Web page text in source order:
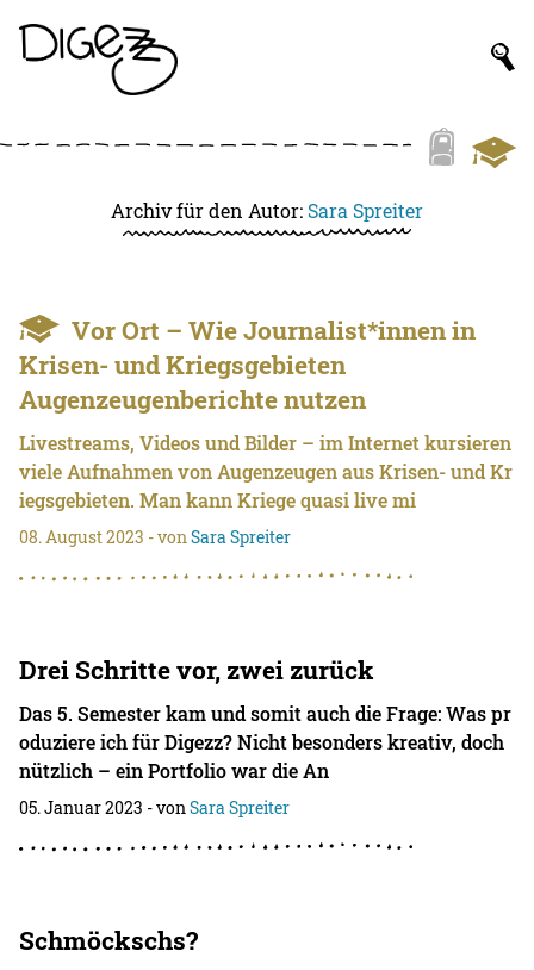
Archiv für den Autor: Sara Spreiter
Vor Ort – Wie Journalist*innen in
Krisen- und Kriegsgebieten
Augenzeugenberichte nutzen
Livestreams, Videos und Bilder – im Internet kursieren
viele Aufnahmen von Augenzeugen aus Krisen- und Kr
iegsgebieten. Man kann Kriege quasi live mi
08. August 2023 - vonSara Spreiter
Drei Schritte vor, zwei zurück
Das 5. Semester kam und somit auch die Frage: Was pr
oduziere ich für Digezz? Nicht besonders kreativ, doch
nützlich – ein Portfolio war die An
05. Januar 2023 - vonSara Spreiter
Schmöckschs?